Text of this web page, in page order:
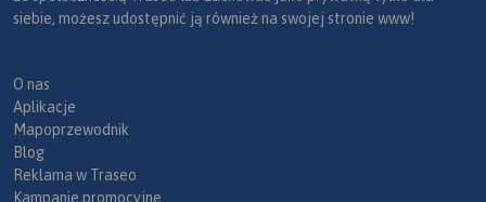
siebie, możesz udostępnić ją również na swojej stronie www!
O nas
Aplikacje
Mapoprzewodnik
Blog
Reklama w Traseo
Kampanie promocyjne